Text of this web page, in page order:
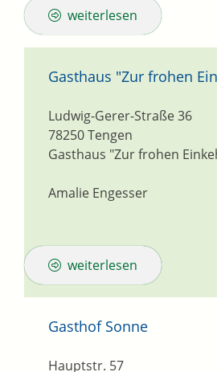
weiterlesen
Gasthaus "Zur frohen
Gasthaus "Zur frohen
Ludwig-Gerer-Straße 36
78250Tengen
Amalie Engesser
weiterlesen
Gasthof Sonne
Hauptstr. 57